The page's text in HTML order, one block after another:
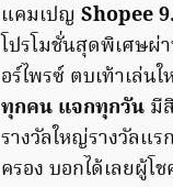
แคมเปญ Shopee
โปรโมชั่นสุดพิเศษผ่
อร์ไพรซ์ ตบเท้าเล่น
ทุกคน แจกทุกวัน มี
รางวัลใหญ่รางวัลแร
ครอง บอกได้เลยผู้โ